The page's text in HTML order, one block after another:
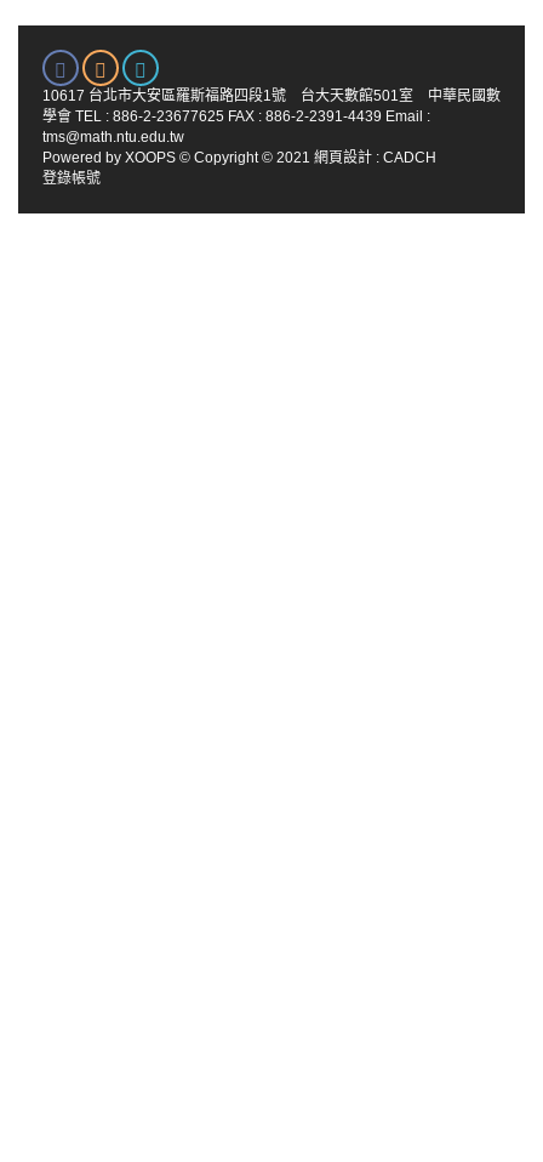
10617 台北市大安區羅斯福路四段1號 台大天數館501室 中華民國數
學會 TEL : 886-2-23677625 FAX : 886-2-2391-4439 Email :
tms@math.ntu.edu.tw
Powered by XOOPS © Copyright © 2021 網頁設計 : CADCH
登錄帳號